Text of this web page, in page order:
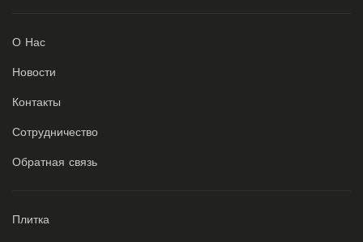
О Нас
Новости
Контакты
Сотрудничество
Обратная связь
Плитка